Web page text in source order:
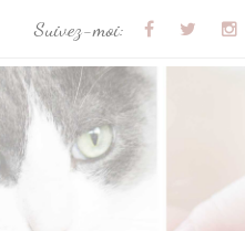
Suivez-moi: